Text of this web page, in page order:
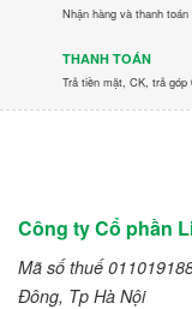
Nhận hàng và thanh toán
THANH TOÁN
Trả tiền mặt, CK, trả góp
Công ty Cổ phần
Mã số thuế
Đông, Tp Hà Nội